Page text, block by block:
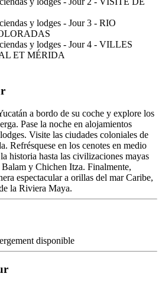
a bordo de su coche y explore los
Pase la noche en alojamientos
Visite las ciudades coloniales de
Refrésquese en los cenotes en medio
historia hasta las civilizaciones mayas
y Chichen Itza. Finalmente,
espectacular a orillas del mar Caribe,
la Riviera Maya.
disponible